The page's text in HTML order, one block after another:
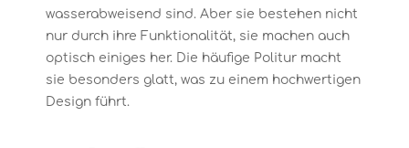
wasserabweisend sind. Aber sie bestehen nicht
nur durch ihre Funktionalität, sie machen auch
optisch einiges her. Die häufige Politur macht
sie besonders glatt, was zu einem hochwertigen
Design führt.